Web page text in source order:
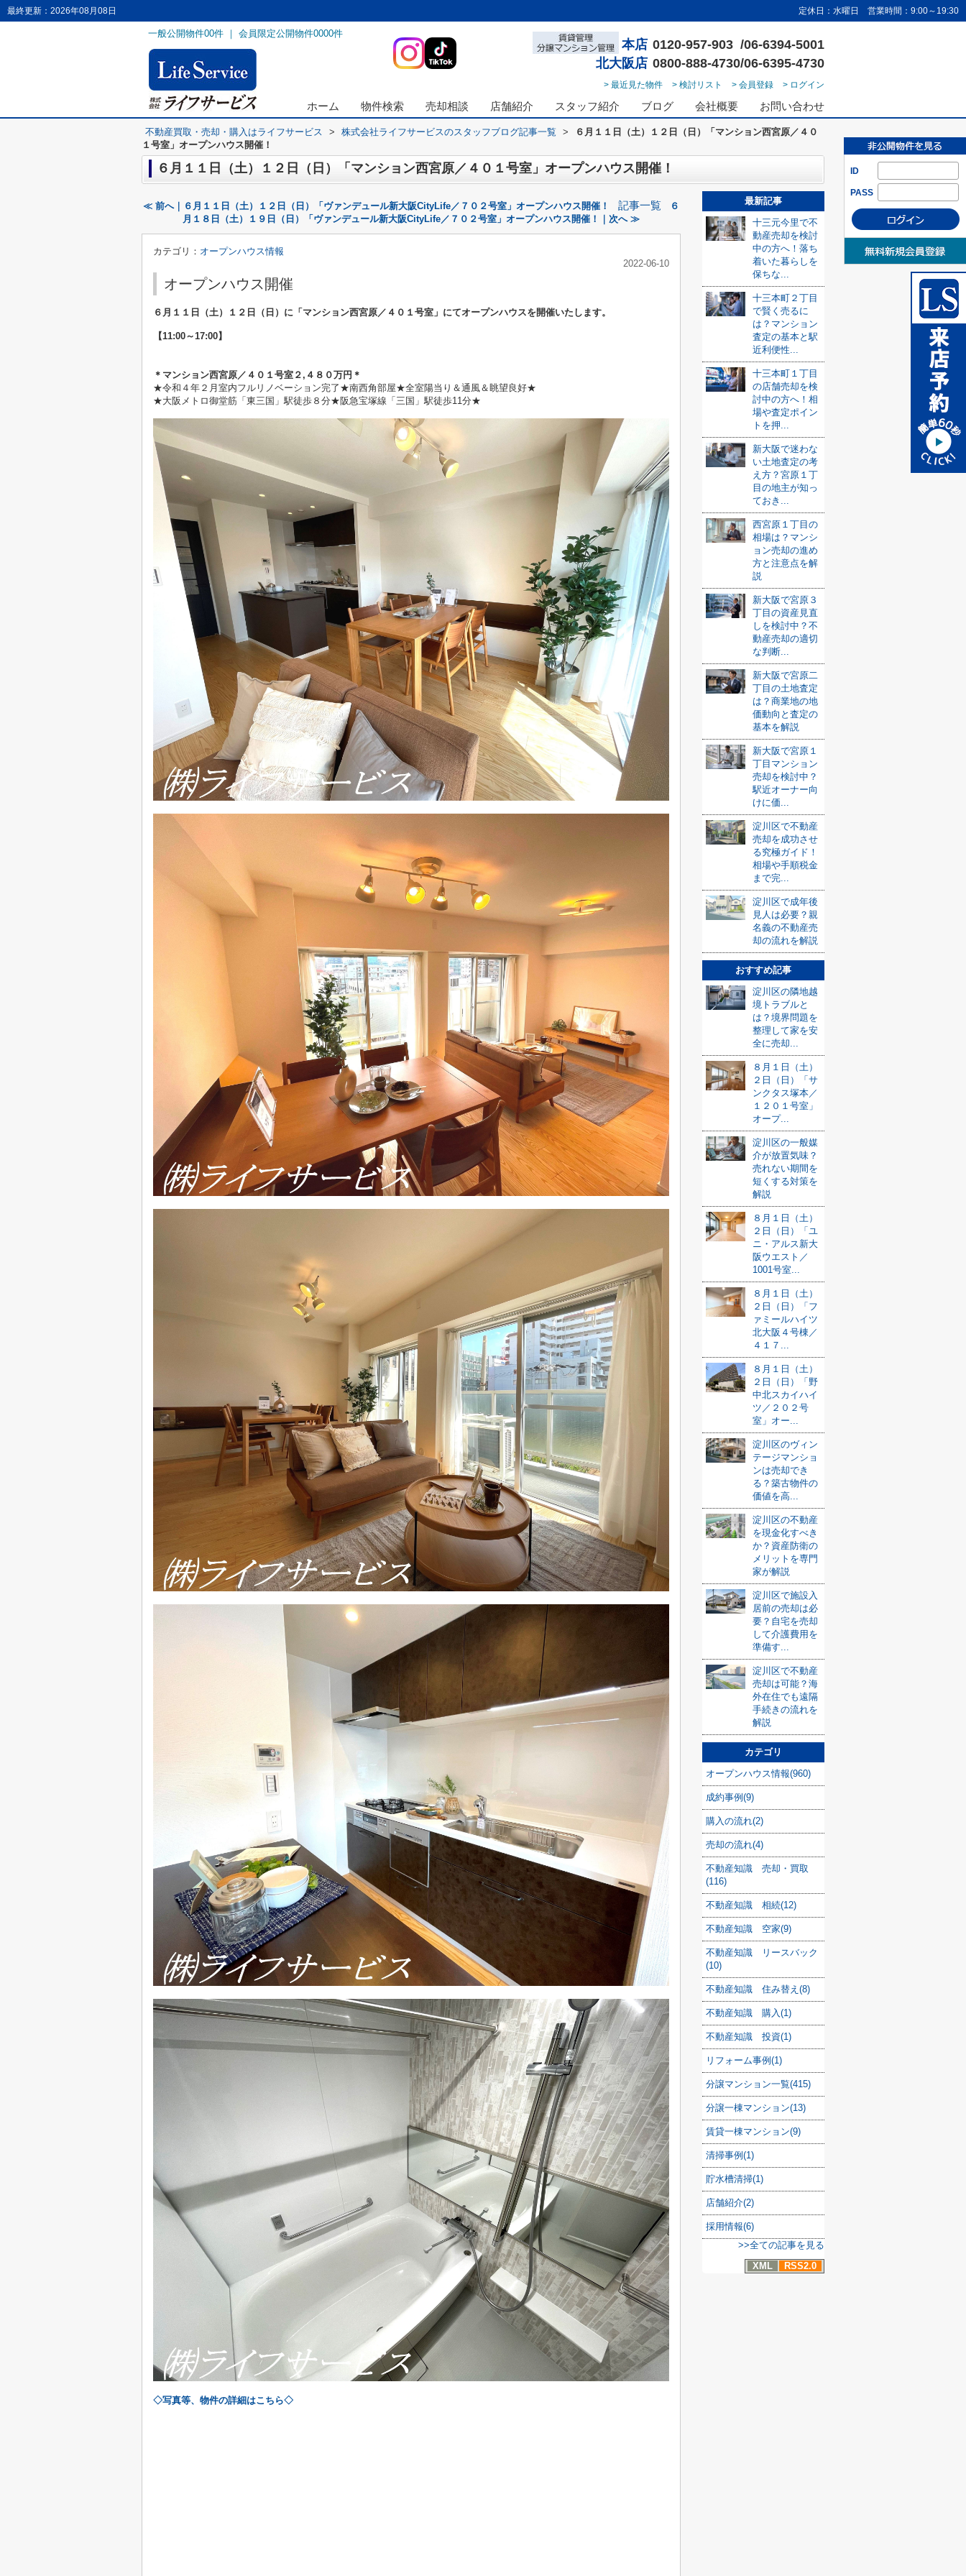
最終更新：2026年08月08日 定休日：水曜日 営業時間：9:00～19:30
一般公開物件00件 ｜ 会員限定公開物件0000件
本店 0120-957-903 /06-6394-5001
北大阪店 0800-888-4730/06-6395-4730
> 最近見た物件 > 検討リスト > 会員登録 > ログイン
ホーム 物件検索 売却相談 店舗紹介 スタッフ紹介 ブログ 会社概要 お問い合わせ
ID
PASS
不動産買取・売却・購入はライフサービス > 株式会社ライフサービスのスタッフブログ記事一覧 >
６月１１日（土）１２日（日）「マンション西宮原／４０
１号室」オープンハウス開催！
６月１１日（土）１２日（日）「マンション西宮原／４０１号室」オープンハウス開催！
≪ 前へ｜６月１１日（土）１２日（日）「ヴァンデュール新大阪CityLife／７０２号室」オープンハウス開催！ 記事一覧
６
月１８日（土）１９日（日）「ヴァンデュール新大阪CityLife／７０２号室」オープンハウス開催！｜次へ ≫
カテゴリ： オープンハウス情報
2022-06-10
オープンハウス開催
６月１１日（土）１２日（日）に 「マンション西宮原／４０１号室」 にてオープンハウスを開催いたします。
【11:00～17:00】
＊マンション西宮原／４０１号室２ ,４８０万円 ＊
★令和４年２月室内フルリノベーション完了★南西角部屋★全室陽当り＆通風＆眺望良好★
★大阪メトロ御堂筋「東三国」駅徒歩８分★阪急宝塚線「三国」駅徒歩11分★
◇写真等、物件の詳細はこちら◇
最新記事
十三元今里で不
動産売却を検討
中の方へ！落ち
着いた暮らしを
保ちな...
十三本町２丁目
で賢く売るに
は？マンション
査定の基本と駅
近利便性...
十三本町１丁目
の店舗売却を検
討中の方へ！相
場や査定ポイン
トを押...
新大阪で迷わな
い土地査定の考
え方？宮原１丁
目の地主が知っ
ておき...
西宮原１丁目の
相場は？マンシ
ョン売却の進め
方と注意点を解
説
新大阪で宮原３
丁目の資産見直
しを検討中？不
動産売却の適切
な判断...
新大阪で宮原二
丁目の土地査定
は？商業地の地
価動向と査定の
基本を解説
新大阪で宮原１
丁目マンション
売却を検討中？
駅近オーナー向
けに価...
淀川区で不動産
売却を成功させ
る究極ガイド！
相場や手順税金
まで完...
淀川区で成年後
見人は必要？親
名義の不動産売
却の流れを解説
おすすめ記事
淀川区の隣地越
境トラブルと
は？境界問題を
整理して家を安
全に売却...
８月１日（土）
２日（日）「サ
ンクタス塚本／
１２０１号室」
オープ...
淀川区の一般媒
介が放置気味？
売れない期間を
短くする対策を
解説
８月１日（土）
２日（日）「ユ
ニ・アルス新大
阪ウエスト／
1001号室...
８月１日（土）
２日（日）「フ
ァミールハイツ
北大阪４号棟／
４１７...
８月１日（土）
２日（日）「野
中北スカイハイ
ツ／２０２号
室」オー...
淀川区のヴィン
テージマンショ
ンは売却でき
る？築古物件の
価値を高...
淀川区の不動産
を現金化すべき
か？資産防衛の
メリットを専門
家が解説
淀川区で施設入
居前の売却は必
要？自宅を売却
して介護費用を
準備す...
淀川区で不動産
売却は可能？海
外在住でも遠隔
手続きの流れを
解説
カテゴリ
オープンハウス情報(960)
成約事例(9)
購入の流れ(2)
売却の流れ(4)
不動産知識 売却・買取
(116)
不動産知識 相続(12)
不動産知識 空家(9)
不動産知識 リースバック
(10)
不動産知識 住み替え(8)
不動産知識 購入(1)
不動産知識 投資(1)
リフォーム事例(1)
分譲マンション一覧(415)
分譲一棟マンション(13)
賃貸一棟マンション(9)
清掃事例(1)
貯水槽清掃(1)
店舗紹介(2)
採用情報(6)
>>全ての記事を見る
XML
RSS2.0